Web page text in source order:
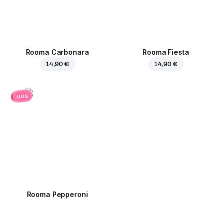
Rooma Carbonara
14,90 €
Rooma Fiesta
14,90 €
uus
Rooma Pepperoni